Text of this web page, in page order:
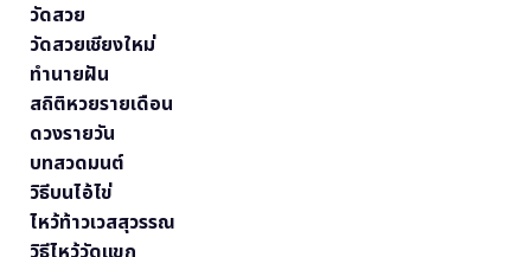
วัดสวย
วัดสวยเชียงใหม่
ทำนายฝัน
สถิติหวยรายเดือน
ดวงรายวัน
บทสวดมนต์
วิธีบนไอ้ไข่
ไหว้ท้าวเวสสุวรรณ